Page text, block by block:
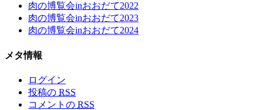
肉の博覧会inおおだて2022
肉の博覧会inおおだて2023
肉の博覧会inおおだて2024
メタ情報
ログイン
投稿の RSS
コメントの RSS